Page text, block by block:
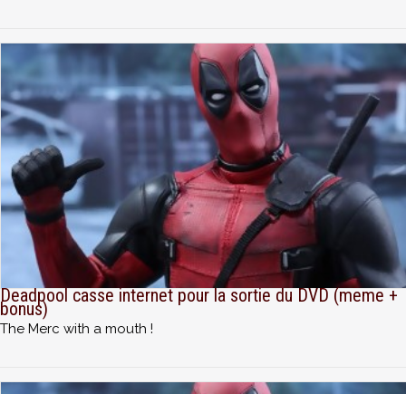
Deadpool casse internet pour la sortie du DVD (meme +
bonus)
The Merc with a mouth !